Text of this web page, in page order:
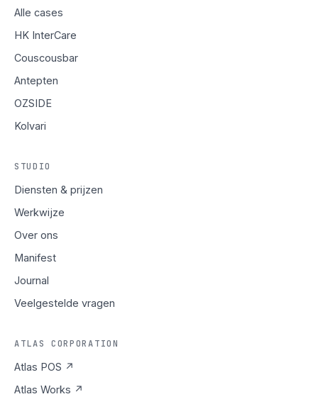
Alle cases
HK InterCare
Couscousbar
Antepten
OZSIDE
Kolvari
STUDIO
Diensten & prijzen
Werkwijze
Over ons
Manifest
Journal
Veelgestelde vragen
ATLAS CORPORATION
Atlas POS ↗
Atlas Works ↗